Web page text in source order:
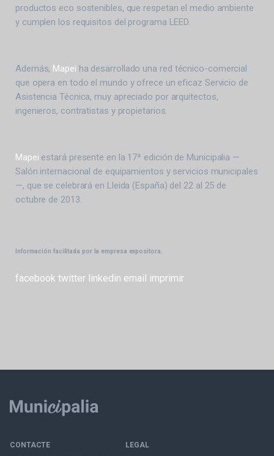
productos eco sostenibles, que respetan el medio ambiente
y cumplen los requisitos del programa LEED.
Además, Mapei ha desarrollado una red técnico-comercial
que opera en todo el mundo y ofrece un eficaz Servicio de
Asistencia Técnica, muy apreciado por arquitectos,
ingenieros, contratistas y propietarios.
Mapei estará presente en la 17ª edición de Municipalia —
Salón internacional de equipamientos y servicios municipales
—, que se celebrará en Lleida (España) del 22 al 25 de
octubre de 2013.
Información facilitada por la empresa expositora.
facebook twitter linkedin email imprimir
CONTACTE
LEGAL